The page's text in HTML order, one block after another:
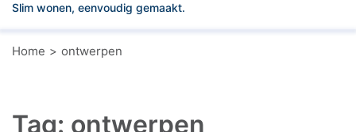
Slim wonen, eenvoudig gemaakt.
Home ontwerpen
Tag: ontwerpen